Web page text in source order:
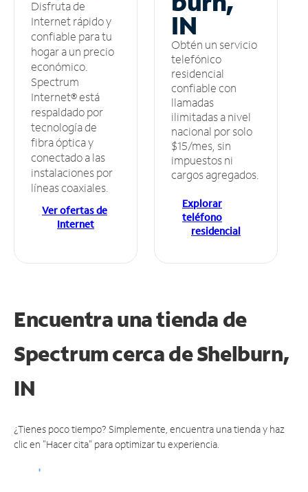
Disfruta de
Internet rápido y
confiable para tu
hogar a un precio
económico.
Spectrum
Internet® está
respaldado por
tecnología de
fibra óptica y
conectado a las
instalaciones por
líneas coaxiales.
Ver ofertas de
Internet
IN
Obtén un servicio
telefónico
residencial
confiable con
llamadas
ilimitadas a nivel
nacional por solo
$15/mes, sin
impuestos ni
cargos agregados.
Explorar
teléfono
residencial
Encuentra una tienda de
Spectrumcerca de Shelburn,
IN
¿Tienes poco tiempo? Simplemente, encuentra una tienda y haz
clic en "Hacer cita" para optimizar tu experiencia.